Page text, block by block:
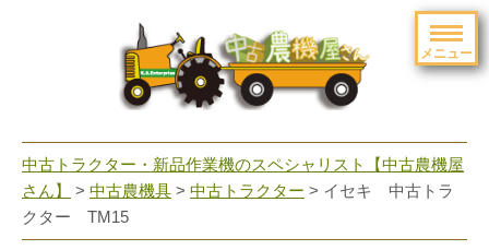
メニュー
navigation
中古トラクター・新品作業機のスペシャリスト【中古農機屋
さん】
> 中古農機具 > 中古トラクター > イセキ 中古トラ
クター TM15